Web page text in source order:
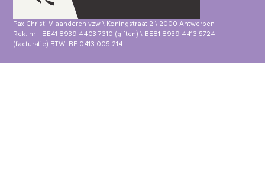
Pax Christi Vlaanderen vzw \ Koningstraat 2 \ 2000 Antwerpen
Rek. nr. - BE41 8939 4403 7310 (giften) \ BE81 8939 4413 5724
(facturatie) BTW: BE 0413 005 214